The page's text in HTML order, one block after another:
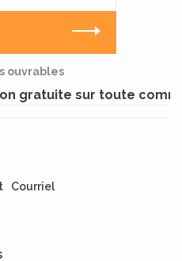
ouvrables
gratuite sur toute
Courriel